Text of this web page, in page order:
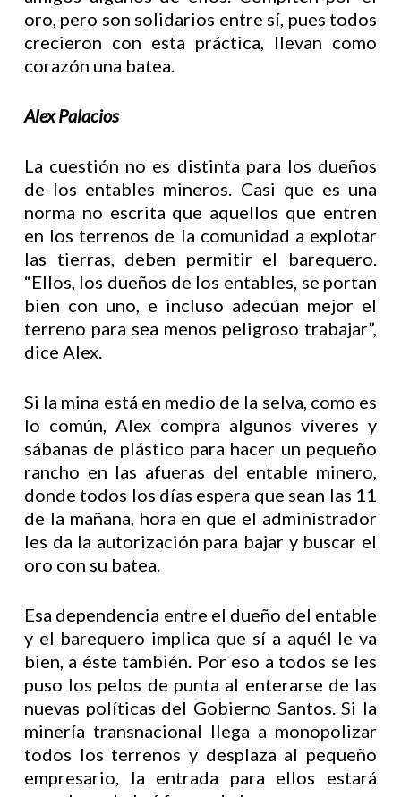
oro, pero son solidarios entre sí, pues todos
crecieron con esta práctica, llevan como
corazón una batea.
Alex Palacios
La cuestión no es distinta para los dueños
de los entables mineros. Casi que es una
norma no escrita que aquellos que entren
en los terrenos de la comunidad a explotar
las tierras, deben permitir el barequero.
“Ellos, los dueños de los entables, se portan
bien con uno, e incluso adecúan mejor el
terreno para sea menos peligroso trabajar”,
dice Alex.
Si la mina está en medio de la selva, como es
lo común, Alex compra algunos víveres y
sábanas de plástico para hacer un pequeño
rancho en las afueras del entable minero,
donde todos los días espera que sean las 11
de la mañana, hora en que el administrador
les da la autorización para bajar y buscar el
oro con su batea.
Esa dependencia entre el dueño del entable
y el barequero implica que sí a aquél le va
bien, a éste también. Por eso a todos se les
puso los pelos de punta al enterarse de las
nuevas políticas del Gobierno Santos. Si la
minería transnacional llega a monopolizar
todos los terrenos y desplaza al pequeño
empresario, la entrada para ellos estará